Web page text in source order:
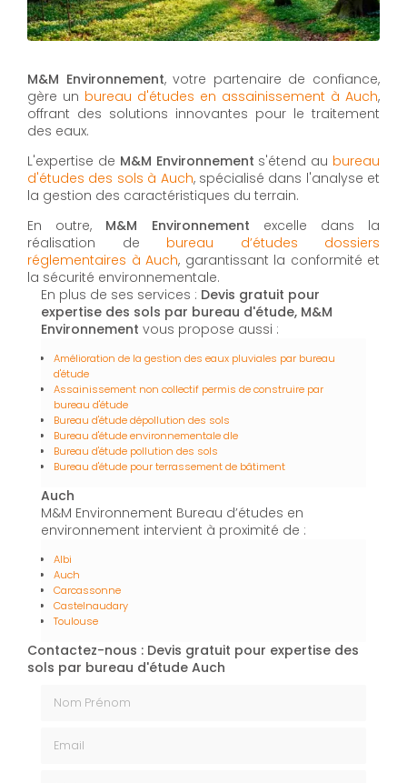
M&M Environnement, votre partenaire de confiance,
gère un bureau d'études en assainissement à Auch,
offrant des solutions innovantes pour le traitement
des eaux.
L'expertise de M&M Environnement s'étend au bureau
d'études des sols à Auch, spécialisé dans l'analyse et
la gestion des caractéristiques du terrain.
En outre, M&M Environnement excelle dans la
réalisation de bureau d’études dossiers
réglementaires à Auch, garantissant la conformité et
la sécurité environnementale.
En plus de ses services : Devis gratuit pour
expertise des sols par bureau d'étude, M&M
Environnement vous propose aussi :
Amélioration de la gestion des eaux pluviales par bureau
d'étude
Assainissement non collectif permis de construire par
bureau d'étude
Bureau d'étude dépollution des sols
Bureau d'étude environnementale dle
Bureau d'étude pollution des sols
Bureau d'étude pour terrassement de bâtiment
Auch
M&M Environnement Bureau d’études en
environnement intervient à proximité de :
Albi
Auch
Carcassonne
Castelnaudary
Toulouse
Contactez-nous : Devis gratuit pour expertise des
sols par bureau d'étude Auch